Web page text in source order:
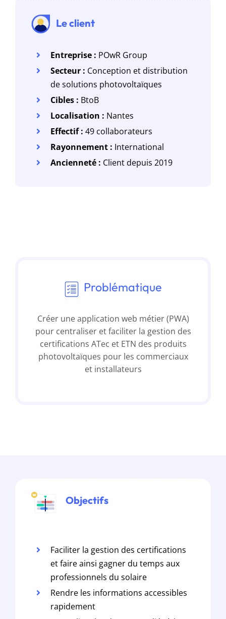
Le client
Entreprise : POwR Group
Secteur : Conception et distribution
de solutions photovoltaïques
Cibles : BtoB
Localisation : Nantes
Effectif :49 collaborateurs
Rayonnement : International
Ancienneté : Client depuis 2019
Problématique
Créer une application web métier (PWA)
pour centraliser et faciliter la gestion des
certifications ATec et ETN des produits
photovoltaïques pour les commerciaux
et installateurs
Objectifs
Faciliter la gestion des certifications
et faire ainsi gagner du temps aux
professionnels du solaire
Rendre les informations accessibles
rapidement